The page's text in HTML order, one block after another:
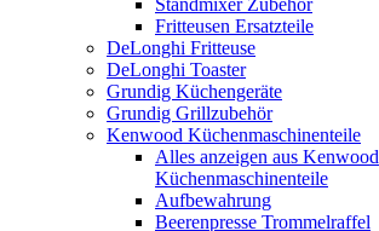
Standmixer Zubehör
Fritteusen Ersatzteile
DeLonghi Fritteuse
DeLonghi Toaster
Grundig Küchengeräte
Grundig Grillzubehör
Kenwood Küchenmaschinenteile
Alles anzeigen aus Kenwood
Küchenmaschinenteile
Aufbewahrung
Beerenpresse Trommelraffel